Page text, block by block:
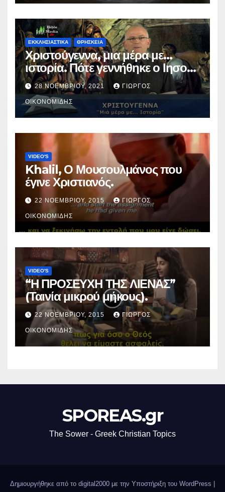
ΕΚΚΛΗΣΙΑΣΤΙΚΑ ΘΡΗΣΚΕΙΑ
Χριστούγεννα, μια μέρα με…
ιστορία. Πότε γεννήθηκε ο Ιησούς
Χριστός; (Βίντεο).
28 ΝΟΕΜΒΡΊΟΥ, 2021 ΓΙΏΡΓΟΣ
ΟΙΚΟΝΟΜΊΔΗΣ
VIDEO'S
Khalil, Ο Μουσουλμάνος που
έγινε Χριστιανός.
22 ΝΟΕΜΒΡΊΟΥ, 2015 ΓΙΏΡΓΟΣ
ΟΙΚΟΝΟΜΊΔΗΣ
VIDEO'S
“Η ΠΡΟΣΕΥΧΗ ΤΗΣ ΛΙΕΝΑΣ”
(Ταινία μικρού μήκους).
22 ΝΟΕΜΒΡΊΟΥ, 2015 ΓΙΏΡΓΟΣ
ΟΙΚΟΝΟΜΊΔΗΣ
SPOREAS.gr
The Sower - Greek Christian Topics
Δημιουργήθηκε από το digital2000 με την Υποστήριξη του WordPress